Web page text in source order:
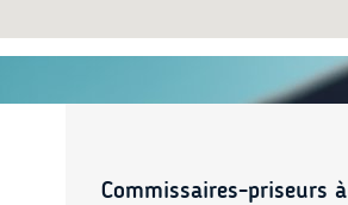
Commissaires-priseurs à